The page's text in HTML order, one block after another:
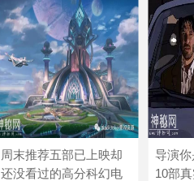
周末推荐五部已上映却
还没看过的高分科幻电
导演
10部